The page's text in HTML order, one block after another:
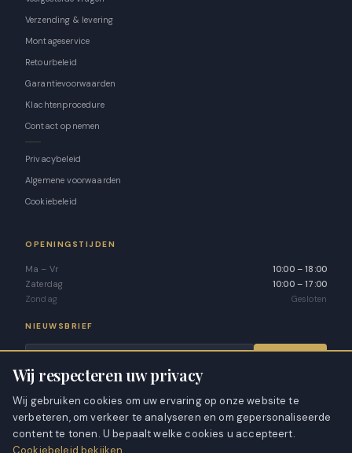
Montageservice
Retourbeleid
Garantievoorwaarden
Klachtenprocedure
Contact opnemen
Algemene voorwaarden
Cookiebeleid
Ma – Vr
NIEUWSBRIEF
VEILIG BETALEN VIA
Wij respecteren uw privacy
Wij gebruiken cookies om uw ervaring op onze website te
verbeteren, om verkeer te analyseren en om gepersonaliseerde
content te tonen. U bepaalt welke cookies u accepteert.
Cookiebeleid bekijken